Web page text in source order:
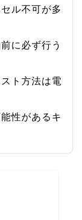
ル不可が多
に必ず行う
ト方法は電
性があるキ